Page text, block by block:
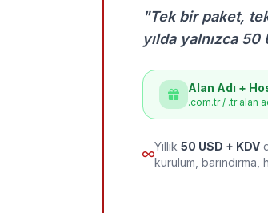
"Tek bir paket,
yılda yalnızca 50
Alan Adı +
.com.tr / .tr alan
Yıllık 50 USD + KDV
kurulum, barındırma,